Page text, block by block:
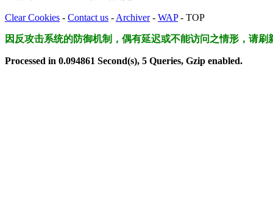
Clear Cookies - Contact us - Archiver- WAP- TOP
因反攻击系统的防御机制，偶有延迟或不能访问之情形，请刷
Processed in 0.094861 Second(s), 5 Queries, Gzip enabled.